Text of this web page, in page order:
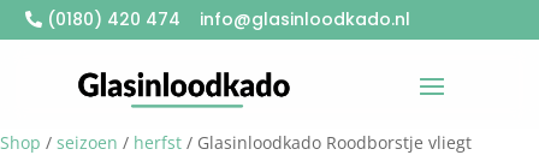
(0180) 420 474 info@glasinloodkado.nl
Shop / seizoen / herfst / Glasinloodkado Roodborstje vliegt